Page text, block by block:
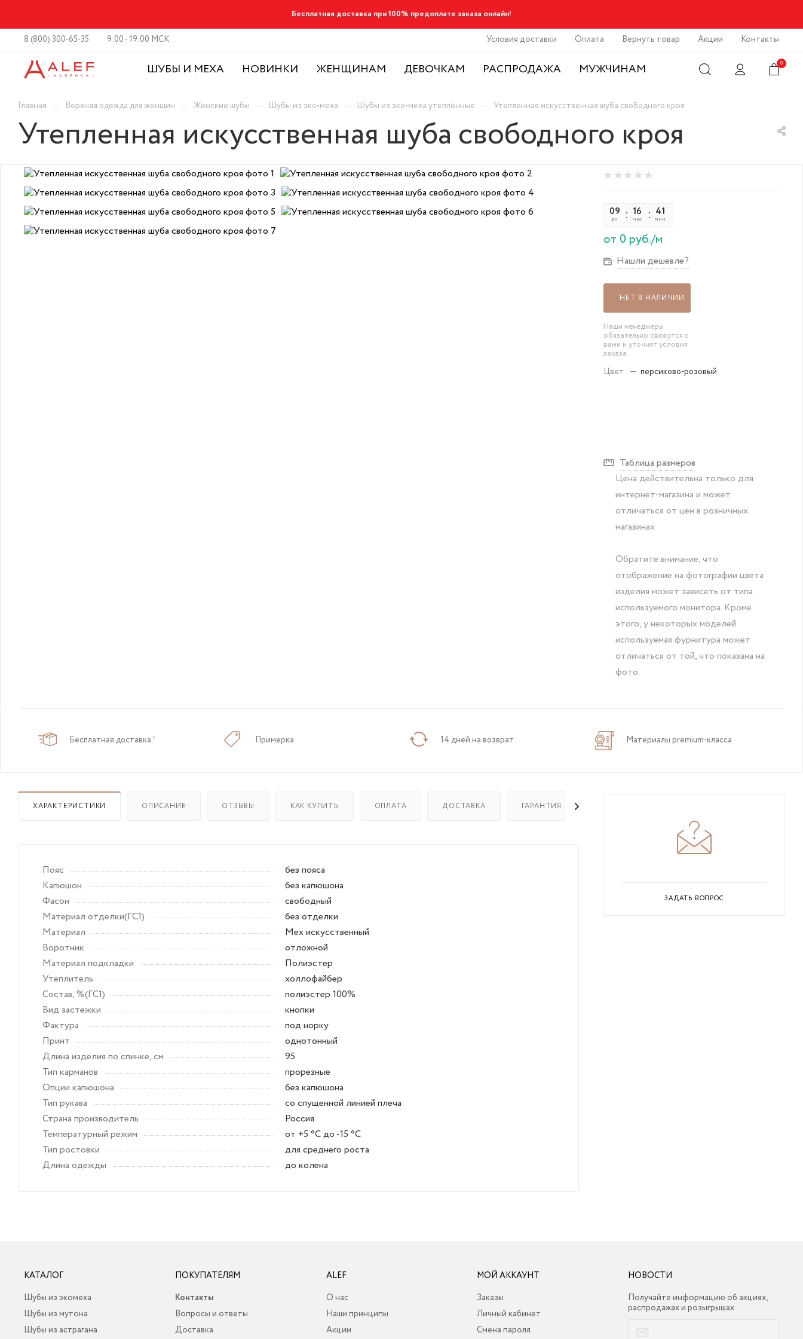
Бесплатная доставка при 100% предоплате заказа онлайн!
8 (800) 300-65-35 9:00 - 19:00 МСК Условия доставки Оплата Вернуть товар Акции Контакты
ШУБЫ И МЕХА НОВИНКИ ЖЕНЩИНАМ ДЕВОЧКАМ РАСПРОДАЖА МУЖЧИНАМ 0
Главная — Верхняя одежда для женщин — Женские шубы — Шубы из эко-меха — Шубы из эко-меха утеплённые — Утепленная искусственная шуба свободного кроя
Утепленная искусственная шуба свободного кроя
09
дн
16
час
41
мин
от 0 руб./м
Нашли дешевле?
НЕТ В НАЛИЧИИ
Наши менеджеры
обязательно свяжутся с
вами и уточнят условия
заказа
Цвет — персиково-розовый
Таблица размеров
Цена действительна только для
интернет-магазина и может
отличаться от цен в розничных
магазинах
Обратите внимание, что
отображение на фотографии цвета
изделия может зависеть от типа
используемого монитора. Кроме
этого, у некоторых моделей
используемая фурнитура может
отличаться от той, что показана на
фото.
Бесплатная доставка* Примерка 14 дней на возврат Материалы premium-класса
ХАРАКТЕРИСТИКИ ОПИСАНИЕ ОТЗЫВЫ КАК КУПИТЬ ОПЛАТА ДОСТАВКА ГАРАНТИЯ НА ТОВАР
Пояс
без пояса
Капюшон
без капюшона
Фасон
свободный
Материал отделки(ГС1)
без отделки
Материал
Мех искусственный
Воротник
отложной
Материал подкладки
Полиэстер
Утеплитель
холлофайбер
Состав, %(ГС1)
полиэстер 100%
Вид застежки
кнопки
Фактура
под норку
Принт
однотонный
Длина изделия по спинке, см
95
Тип карманов
прорезные
Опции капюшона
без капюшона
Тип рукава
со спущенной линией плеча
Страна производитель
Россия
Температурный режим
от +5 °C до -15 °C
Тип ростовки
для среднего роста
Длина одежды
до колена
ЗАДАТЬ ВОПРОС
КАТАЛОГ
Шубы из экомеха
Шубы из мутона
Шубы из астрагана
ПОКУПАТЕЛЯМ
Контакты
Вопросы и ответы
Доставка
ALEF
О нас
Наши принципы
Акции
МОЙ АККАУНТ
Заказы
Личный кабинет
Смена пароля
НОВОСТИ
Получайте информацию об акциях,
распродажах и розыгрышах